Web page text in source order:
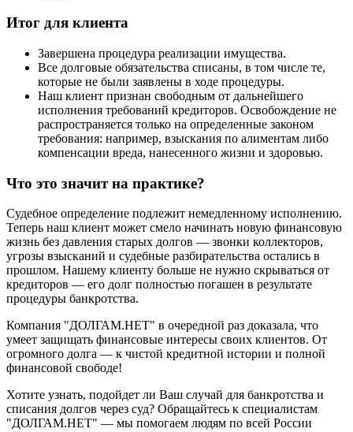
Итог для клиента
Завершена процедура реализации имущества.
Все долговые обязательства списаны, в том числе те,
которые не были заявлены в ходе процедуры.
Наш клиент признан свободным от дальнейшего
исполнения требований кредиторов. Освобождение не
распространяется только на определенные законом
требования: например, взыскания по алиментам либо
компенсации вреда, нанесенного жизни и здоровью.
Что это значит на практике?
Судебное определение подлежит немедленному исполнению.
Теперь наш клиент может смело начинать новую финансовую
жизнь без давления старых долгов — звонки коллекторов,
угрозы взысканий и судебные разбирательства остались в
прошлом. Нашему клиенту больше не нужно скрываться от
кредиторов — его долг полностью погашен в результате
процедуры банкротства.
Компания "ДОЛГАМ.НЕТ" в очередной раз доказала, что
умеет защищать финансовые интересы своих клиентов. От
огромного долга — к чистой кредитной истории и полной
финансовой свободе!
Хотите узнать, подойдет ли Ваш случай для банкротства и
списания долгов через суд? Обращайтесь к специалистам
"ДОЛГАМ.НЕТ" — мы помогаем людям по всей России